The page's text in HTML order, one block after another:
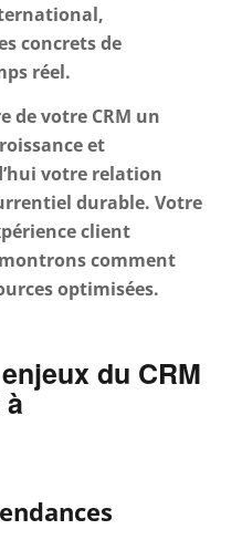
concrets de
réel.
de votre CRM un
et
votre relation
durable. Votre
client
comment
optimisées.
du CRM